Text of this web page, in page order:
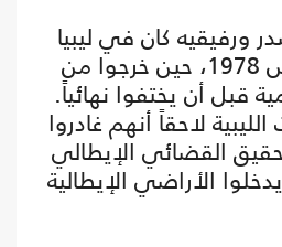
ورفيقيه كان في ليبيا
في 31 آب أغسطس 1978، حين خرجوا من
قبل أن يختفوا نهائياً.
لاحقاً أنهم غادروا
القضائي الإيطالي
الأراضي الإيطالية